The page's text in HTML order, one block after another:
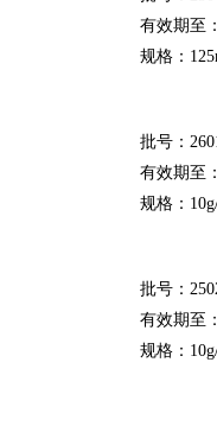
有效期至
规格：
批号：
有效期至
规格：
批号：
有效期至
规格：